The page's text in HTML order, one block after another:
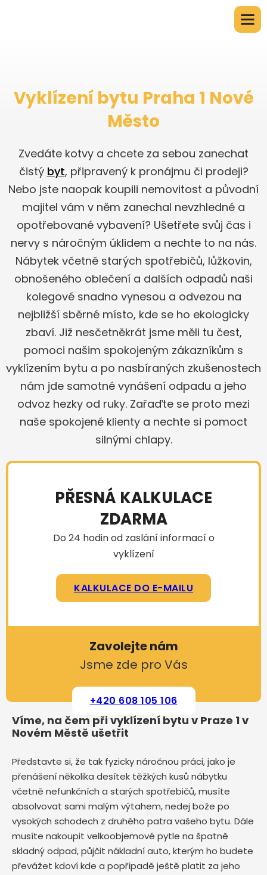
Vyklízení bytu Praha 1 Nové
Město
Zvedáte kotvy a chcete za sebou zanechat
čistý byt, připravený k pronájmu či prodeji?
Nebo jste naopak koupili nemovitost a původní
majitel vám v něm zanechal nevzhledné a
opotřebované vybavení? Ušetřete svůj čas i
nervy s náročným úklidem a nechte to na nás.
Nábytek včetně starých spotřebičů, lůžkovin,
obnošeného oblečení a dalších odpadů naši
kolegové snadno vynesou a odvezou na
nejbližší sběrné místo, kde se ho ekologicky
zbaví. Již nesčetněkrát jsme měli tu čest,
pomoci našim spokojeným zákazníkům s
vyklízením bytu a po nasbíraných zkušenostech
nám jde samotné vynášení odpadu a jeho
odvoz hezky od ruky. Zařaďte se proto mezi
naše spokojené klienty a nechte si pomoct
silnými chlapy.
PŘESNÁ KALKULACE
ZDARMA
Do 24 hodin od zaslání informací o
vyklízení
KALKULACE DO E-MAILU
Zavolejte nám
Jsme zde pro Vás
+420 608 105 106
Víme, na čem při vyklízení bytu v Praze 1 v
Novém Městě ušetřit
Představte si, že tak fyzicky náročnou práci, jako je
přenášení několika desítek těžkých kusů nábytku
včetně nefunkčních a starých spotřebičů, musíte
absolvovat sami malým výtahem, nedej bože po
vysokých schodech z druhého patra vašeho bytu. Dále
musíte nakoupit velkoobjemové pytle na špatně
skladný odpad, půjčit nákladní auto, kterým ho budete
převážet kdoví kde a popřípadě ještě platit za jeho